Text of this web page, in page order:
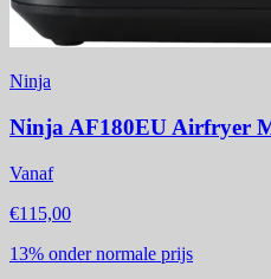
Ninja
Ninja AF180EU Airfryer
Vanaf
€115,00
13% onder normale prijs